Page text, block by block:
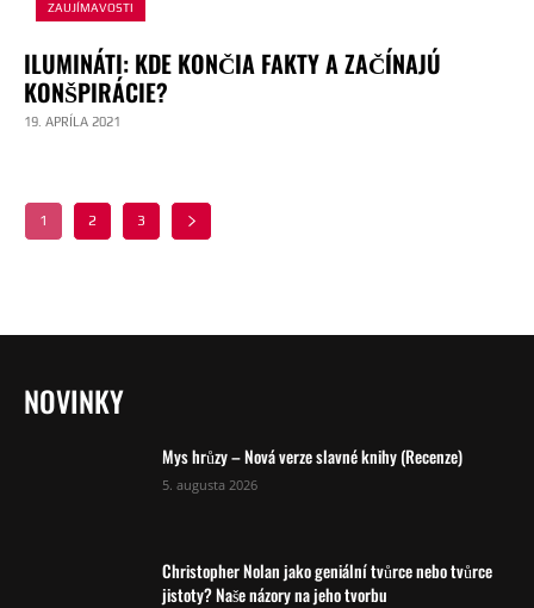
ZAUJÍMAVOSTI
ILUMINÁTI: KDE KONČIA FAKTY A ZAČÍNAJÚ
KONŠPIRÁCIE?
19. APRÍLA 2021
1 2 3
NOVINKY
Mys hrůzy – Nová verze slavné knihy (Recenze)
5. augusta 2026
Christopher Nolan jako geniální tvůrce nebo tvůrce
jistoty? Naše názory na jeho tvorbu